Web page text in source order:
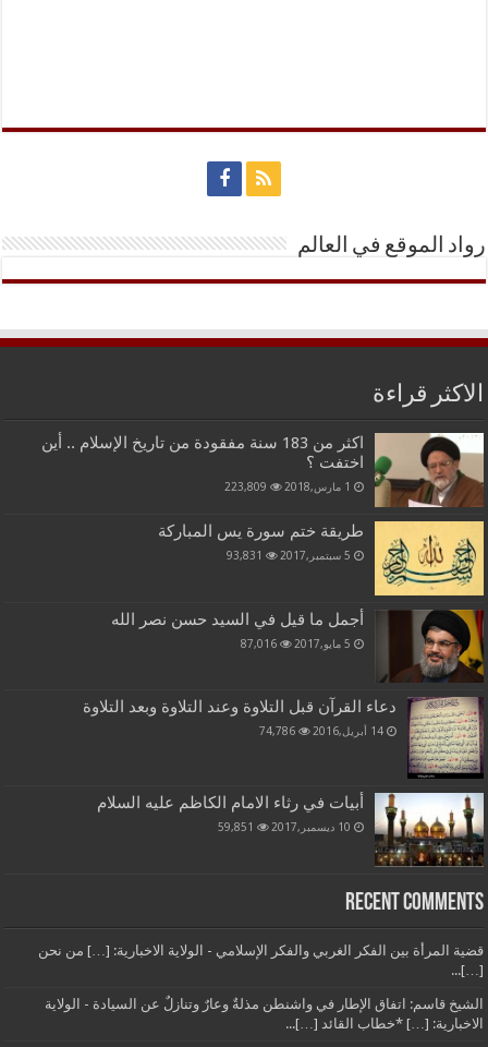
رواد الموقع في العالم
الاكثر قراءة
اكثر من 183 سنة مفقودة من تاريخ الإسلام .. أين
اختفت ؟
1 مارس,2018 223,809
طريقة ختم سورة يس المباركة
5 سبتمبر,2017 93,831
أجمل ما قيل في السيد حسن نصر الله
5 مايو,2017 87,016
دعاء القرآن قبل التلاوة وعند التلاوة وبعد التلاوة
14 أبريل,2016 74,786
أبيات في رثاء الامام الكاظم عليه السلام
10 ديسمبر,2017 59,851
Recent Comments
قضية المرأة بين الفكر الغربي والفكر الإسلامي - الولاية الاخبارية: […] من نحن
[…]...
الشيخ قاسم: اتفاق الإطار في واشنطن مذلةٌ وعارٌ وتنازلٌ عن السيادة - الولاية
الاخبارية: […] *خطاب القائد […]...